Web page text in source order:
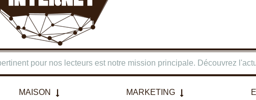
pour nos lecteurs est notre mission principale. Découvrez
MAISON MARKETING